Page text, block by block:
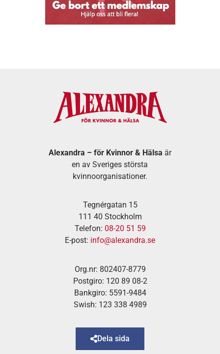
Alexandra – för Kvinnor & Hälsa är
en av Sveriges största
kvinnoorganisationer.
Tegnérgatan 15
111 40 Stockholm
Telefon: 08-20 51 59
E-post: info@alexandra.se
Org.nr: 802407-8779
Postgiro: 120 89 08-2
Bankgiro: 5591-9484
Swish: 123 338 4989
Dela sida